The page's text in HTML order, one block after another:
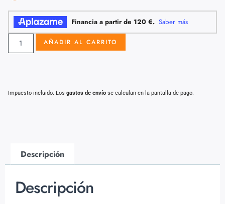
AÑADIR AL CARRITO
Impuesto incluido. Los gastos de envío se calculan en la pantalla de pago.
Descripción
Descripción